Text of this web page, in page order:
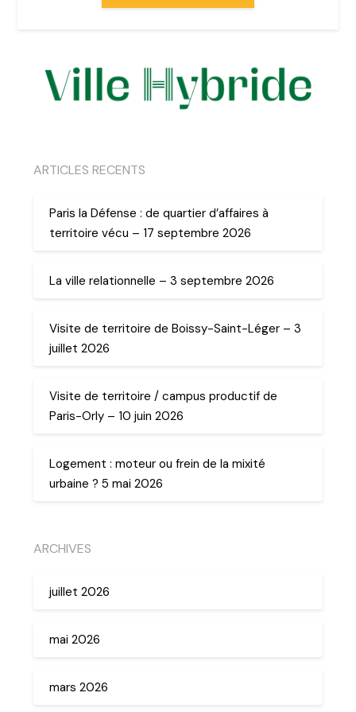
ARTICLES RECENTS
Paris la Défense : de quartier d’affaires à
territoire vécu – 17 septembre 2026
La ville relationnelle – 3 septembre 2026
Visite de territoire de Boissy-Saint-Léger – 3
juillet 2026
Visite de territoire / campus productif de
Paris-Orly – 10 juin 2026
Logement : moteur ou frein de la mixité
urbaine ? 5 mai 2026
ARCHIVES
juillet 2026
mai 2026
mars 2026